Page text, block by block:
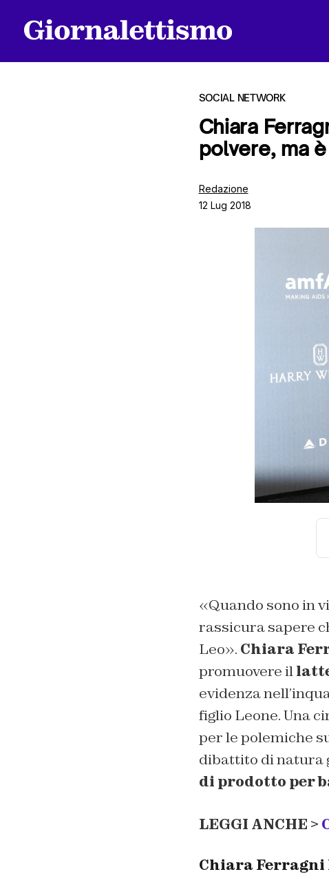
SOCIAL NETWORK
Chiara
polvere, ma
Redazione
12 Lug 2018
«Quando sono in
rassicura sapere
Leo». Chiara
promuovere il
evidenza
figlio Leone. Una
per le polemiche
dibattito di natura
di prodotto per
LEGGI ANCHE >
Chiara